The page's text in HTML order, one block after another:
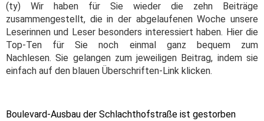
(ty) Wir haben für Sie wieder die zehn Beiträge
zusammengestellt, die in der abgelaufenen Woche unsere
Leserinnen und Leser besonders interessiert haben. Hier die
Top-Ten für Sie noch einmal ganz bequem zum
Nachlesen. Sie gelangen zum jeweiligen Beitrag, indem sie
einfach auf den blauen Überschriften-Link klicken.
Boulevard-Ausbau der Schlachthofstraße ist gestorben